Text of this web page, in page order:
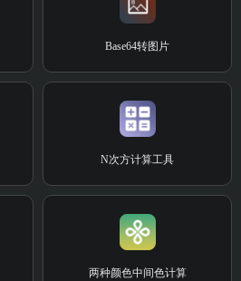
Base64转图片
N次方计算工具
两种颜色中间色计算